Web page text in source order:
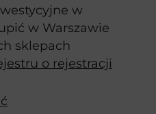
w
w Warszawie
sklepach
o rejestracji